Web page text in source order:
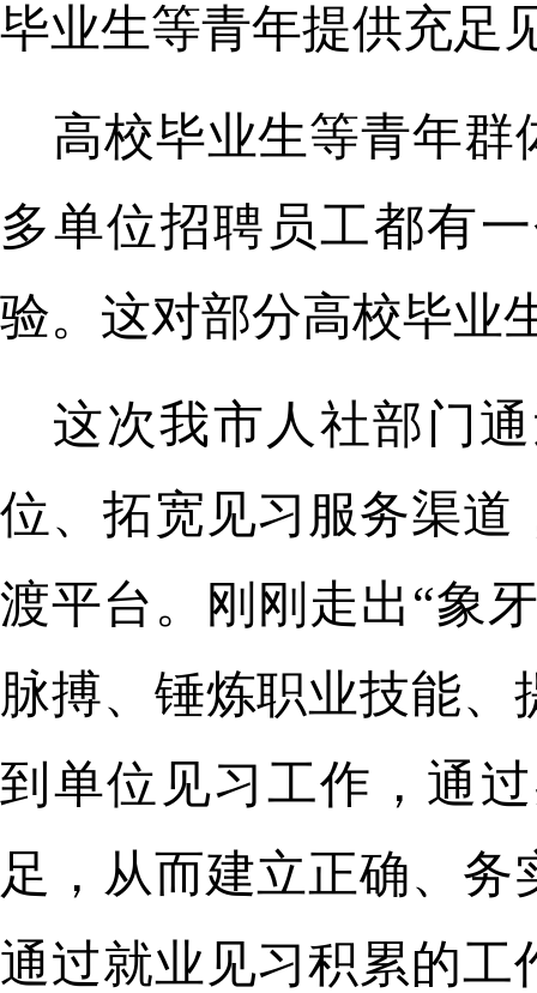
毕业生等青年提供充足
高校毕业生等青年群
多单位招聘员工都有
验。这对部分高校毕业
这次我市人社部门
位、拓宽见习服务渠道
渡平台。刚刚走出“象
脉搏、锤炼职业技能
到单位见习工作，通
足，从而建立正确、
通过就业见习积累的